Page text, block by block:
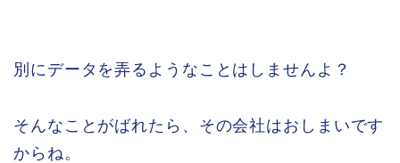
別にデータを弄るようなことはしませんよ？
そんなことがばれたら、その会社はおしまいです
からね。